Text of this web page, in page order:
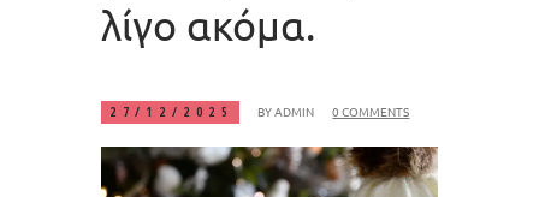
λίγο ακόμα.
27/12/2025 BYADMIN 0 COMMENTS